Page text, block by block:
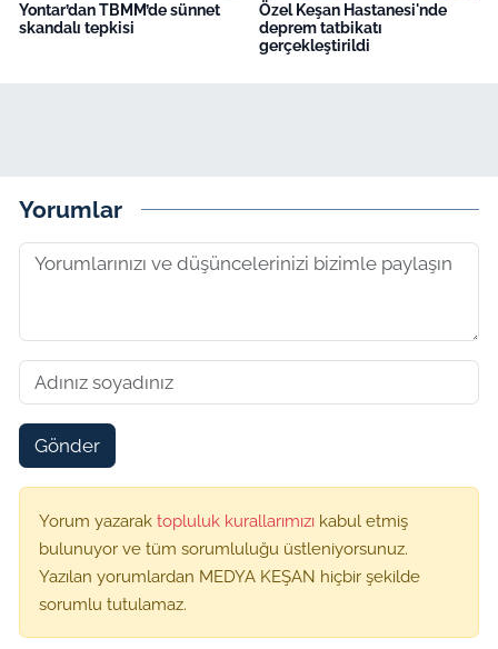
Yontar’dan TBMM’de sünnet
skandalı tepkisi
Özel Keşan Hastanesi'nde
deprem tatbikatı
gerçekleştirildi
Yorumlar
Gönder
Yorum yazarak topluluk kurallarımızı kabul etmiş
bulunuyor ve tüm sorumluluğu üstleniyorsunuz.
Yazılan yorumlardan MEDYA KEŞAN hiçbir şekilde
sorumlu tutulamaz.